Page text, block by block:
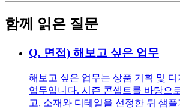
함께 읽은 질문
Q. 면접) 해보고 싶은 업무
해보고 싶은 업무는 상품 기획 및
업무입니다. 시즌 콘셉트를 바탕으
고, 소재와 디테일을 선정한 뒤 샘